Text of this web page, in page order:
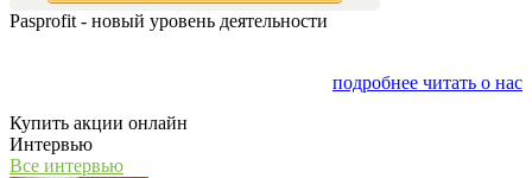
Pasprofit - новый уровень деятельности
подробнее читать о нас
Купить акции онлайн
Интервью
Все интервью